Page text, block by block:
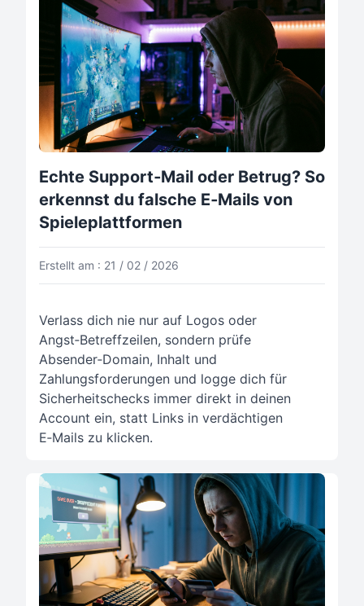
Echte Support‑Mail oder Betrug? So
erkennst du falsche E‑Mails von
Spieleplattformen
Erstellt am : 21 / 02 / 2026
Verlass dich nie nur auf Logos oder
Angst‑Betreffzeilen, sondern prüfe
Absender‑Domain, Inhalt und
Zahlungsforderungen und logge dich für
Sicherheitschecks immer direkt in deinen
Account ein, statt Links in verdächtigen
E‑Mails zu klicken.